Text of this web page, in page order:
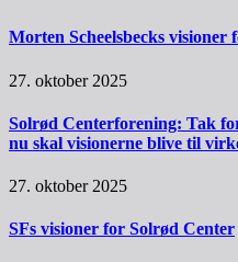
Morten Scheelsbecks visioner
27. oktober 2025
Solrød Centerforening: Tak
nu skal visionerne blive til
27. oktober 2025
SFs visioner for Solrød Center